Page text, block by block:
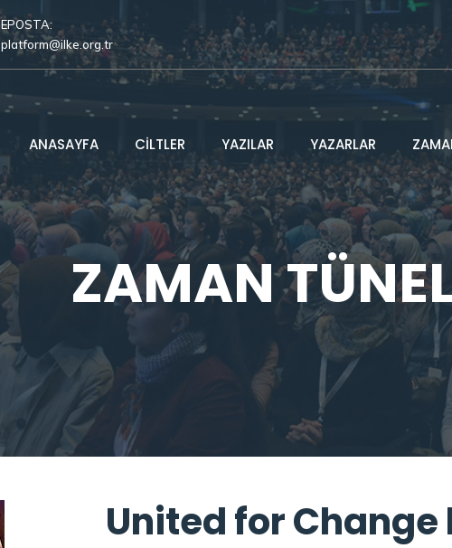
EPOSTA:
platform@ilke.org.tr
ANASAYFA CİLTLER YAZILAR YAZARLAR
ZAMAN
United for